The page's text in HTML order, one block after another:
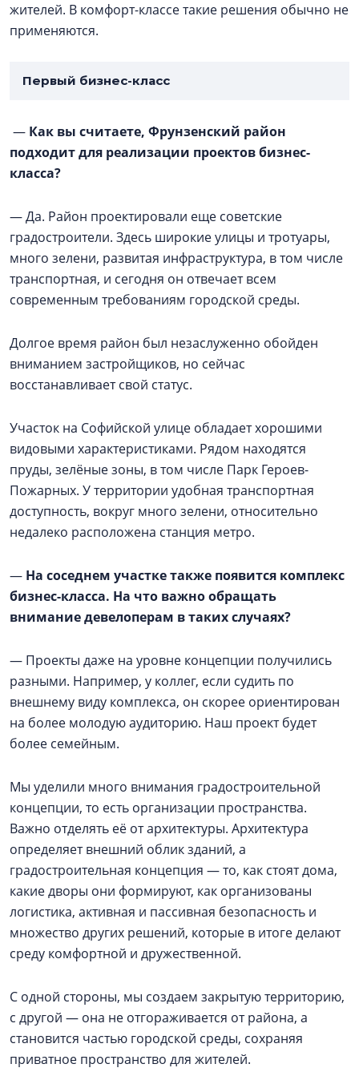
жителей. В комфорт-классе такие решения обычно не
применяются.
Первый бизнес-класс
— Как вы считаете, Фрунзенский район
подходит для реализации проектов бизнес-
класса?
— Да. Район проектировали еще советские
градостроители. Здесь широкие улицы и тротуары,
много зелени, развитая инфраструктура, в том числе
транспортная, и сегодня он отвечает всем
современным требованиям городской среды.
Долгое время район был незаслуженно обойден
вниманием застройщиков, но сейчас
восстанавливает свой статус.
Участок на Софийской улице обладает хорошими
видовыми характеристиками. Рядом находятся
пруды, зелёные зоны, в том числе Парк Героев-
Пожарных. У территории удобная транспортная
доступность, вокруг много зелени, относительно
недалеко расположена станция метро.
— На соседнем участке также появится комплекс
бизнес-класса. На что важно обращать
внимание девелоперам в таких случаях?
— Проекты даже на уровне концепции получились
разными. Например, у коллег, если судить по
внешнему виду комплекса, он скорее ориентирован
на более молодую аудиторию. Наш проект будет
более семейным.
Мы уделили много внимания градостроительной
концепции, то есть организации пространства.
Важно отделять её от архитектуры. Архитектура
определяет внешний облик зданий, а
градостроительная концепция — то, как стоят дома,
какие дворы они формируют, как организованы
логистика, активная и пассивная безопасность и
множество других решений, которые в итоге делают
среду комфортной и дружественной.
С одной стороны, мы создаем закрытую территорию,
с другой — она не отгораживается от района, а
становится частью городской среды, сохраняя
приватное пространство для жителей.